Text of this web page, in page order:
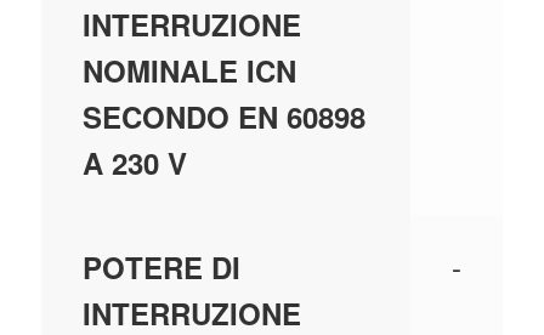
INTERRUZIONE
NOMINALE ICN
SECONDO EN 60898
A 230 V
POTERE DI
INTERRUZIONE
-